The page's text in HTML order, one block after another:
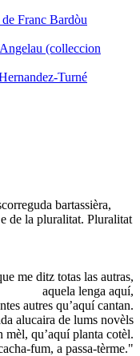
Franc Bardòu
(colleccion
Turné
bartassièra,
de la pluralitat. Pluralitat
me ditz totas las autras,
aquela lenga aquí,
autres qu’aquí cantan.
alucaira de lums novèls
mèl, qu’aquí planta cotèl.
fum, a passa-tèrme."